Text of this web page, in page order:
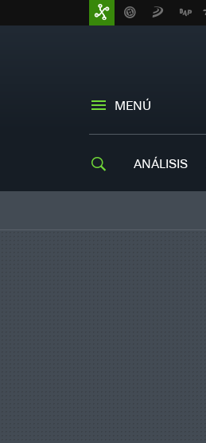
MENÚ
ANÁLISIS